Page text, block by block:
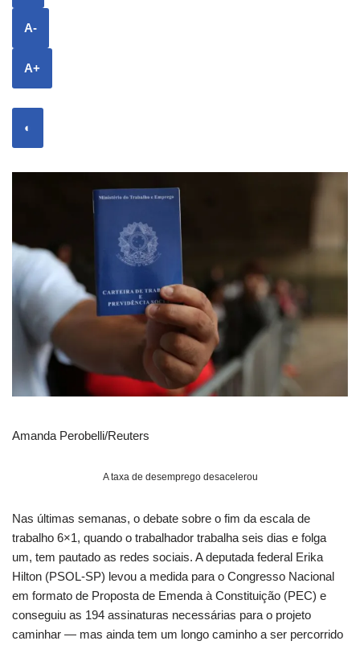
A-
A+
◐
Amanda Perobelli/Reuters
A taxa de desemprego desacelerou
Nas últimas semanas, o debate sobre o fim da escala de
trabalho 6×1, quando o trabalhador trabalha seis dias e folga
um, tem pautado as redes sociais. A deputada federal Erika
Hilton (PSOL-SP) levou a medida para o Congresso Nacional
em formato de Proposta de Emenda à Constituição (PEC) e
conseguiu as 194 assinaturas necessárias para o projeto
caminhar — mas ainda tem um longo caminho a ser percorrido